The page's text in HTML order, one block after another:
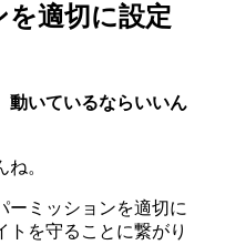
適切に設定
動いているならいいん
。
ーミッションを適切に
トを守ることに繋がり